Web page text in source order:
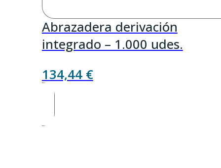
Abrazadera derivación
integrado – 1.000 udes.
134,44 €